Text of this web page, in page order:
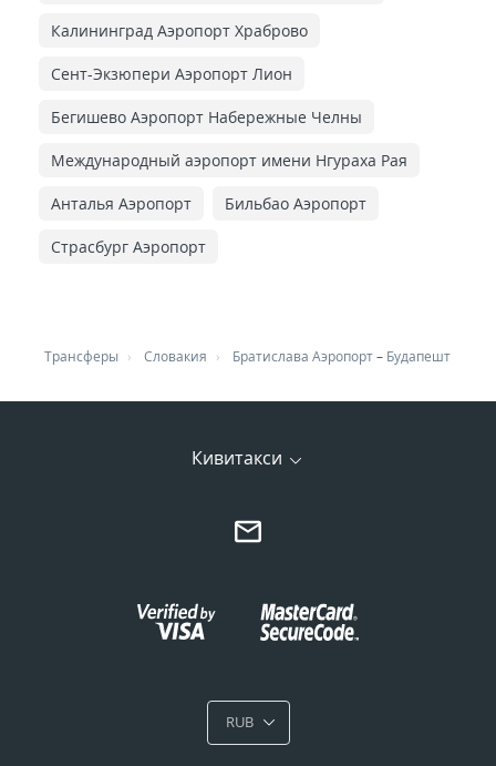
Калининград Аэропорт Храброво
Сент-Экзюпери Аэропорт Лион
Бегишево Аэропорт Набережные Челны
Международный аэропорт имени Нгураха Рая
Анталья Аэропорт Бильбао Аэропорт
Страсбург Аэропорт
Трансферы Словакия Братислава Аэропорт– Будапешт
Кивитакси
RUB